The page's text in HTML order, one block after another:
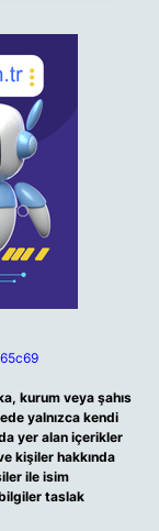
kurum veya şahıs
yalnızca kendi
yer alan içerikler
kişiler hakkında
ile isim
taslak